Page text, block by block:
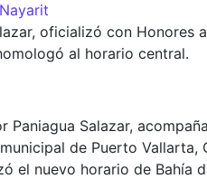
oficializó con
al horario central.
Salazar,
de Puerto
el nuevo horario de Bahía